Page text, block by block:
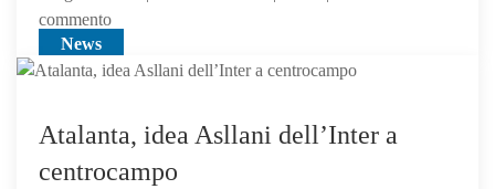
News
commentosu
Atalanta
1:
Dea
Atalanta, idea Asllani dell’Inter a
centrocampo